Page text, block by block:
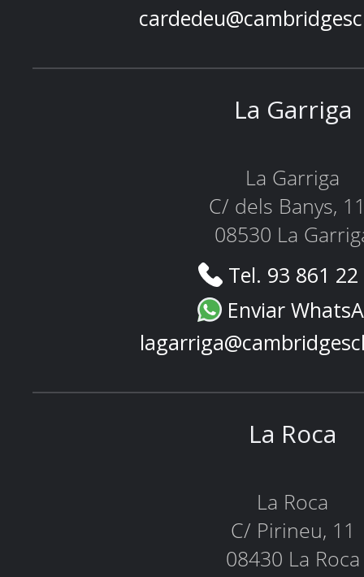
La Garriga
La Garriga
C/ dels Banys,
08530 La
Tel. 93 861
Enviar
La Roca
La Roca
C/ Pirineu, 11
08430 La Roca